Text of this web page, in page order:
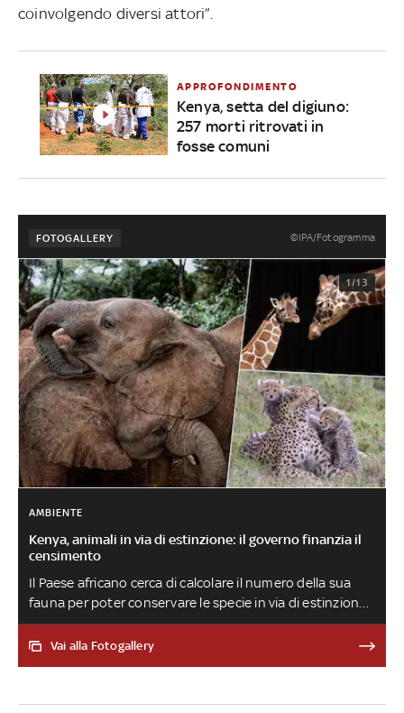
coinvolgendo diversi attori”.
APPROFONDIMENTO
Kenya, setta del digiuno:
257 morti ritrovati in
fosse comuni
FOTOGALLERY ©IPA/Fotogramma
1/13
AMBIENTE
Kenya, animali in via di estinzione: il governo finanzia il
censimento
Il Paese africano cerca di calcolare il numero della sua
fauna per poter conservare le specie in via di estinzione.
Il governo ha avviato il censimento nazionale di tutte le
specie selvatiche terrestri e marine: nello Stato ne
Vai alla Fotogallery